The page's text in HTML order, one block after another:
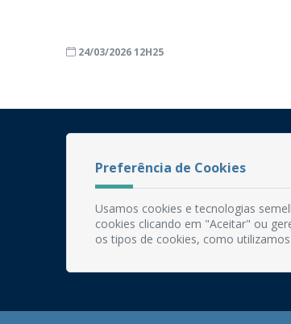
24/03/2026 12H25
Preferência de Cookies
Usamos cookies e tecnologias
cookies clicando em "Aceitar" ou
os tipos de cookies, como